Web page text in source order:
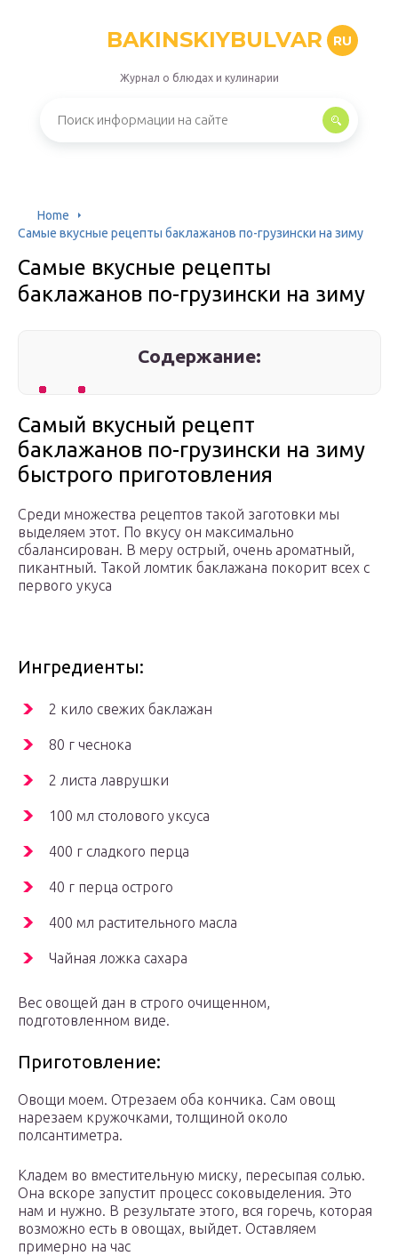
BAKINSKIYBULVAR RU
Журнал о блюдах и кулинарии
Home
Самые вкусные рецепты баклажанов по-грузински на зиму
Самые вкусные рецепты
баклажанов по-грузински на зиму
Содержание:
Самый вкусный рецепт
баклажанов по-грузински на зиму
быстрого приготовления
Среди множества рецептов такой заготовки мы
выделяем этот. По вкусу он максимально
сбалансирован. В меру острый, очень ароматный,
пикантный. Такой ломтик баклажана покорит всех с
первого укуса
Ингредиенты:
2 кило свежих баклажан
80 г чеснока
2 листа лаврушки
100 мл столового уксуса
400 г сладкого перца
40 г перца острого
400 мл растительного масла
Чайная ложка сахара
Вес овощей дан в строго очищенном,
подготовленном виде.
Приготовление:
Овощи моем. Отрезаем оба кончика. Сам овощ
нарезаем кружочками, толщиной около
полсантиметра.
Кладем во вместительную миску, пересыпая солью.
Она вскоре запустит процесс соковыделения. Это
нам и нужно. В результате этого, вся горечь, которая
возможно есть в овощах, выйдет. Оставляем
примерно на час